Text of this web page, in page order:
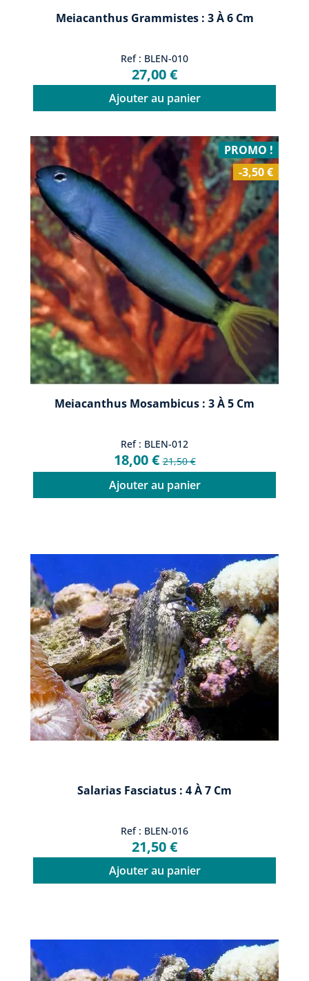
Meiacanthus Grammistes : 3 À 6 Cm
Ref : BLEN-010
27,00 €
Ajouter au panier
Meiacanthus Mosambicus : 3 À 5 Cm
Ref : BLEN-012
18,00 €21,50 €
Ajouter au panier
PROMO !
-3,50 €
Salarias Fasciatus : 4 À 7 Cm
Ref : BLEN-016
21,50 €
Ajouter au panier